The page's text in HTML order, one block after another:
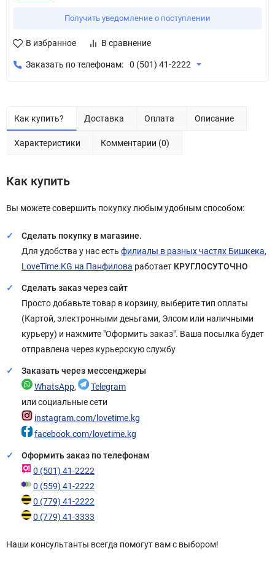
Получить уведомление о поступлении
В избранное В сравнение
Заказать по телефонам: 0 (501) 41-2222
Как купить? Доставка Оплата Описание
Характеристики Комментарии (0)
Как купить
Вы можете совершить покупку любым удобным способом:
Сделать покупку в магазине.
Для удобства у нас есть филиалы в разных частях Бишкека,
LoveTime.KG на Панфилова работает КРУГЛОСУТОЧНО
Сделать заказ через сайт
Просто добавьте товар в корзину, выберите тип оплаты
(Картой, электронными деньгами, Элсом или наличными
курьеру) и нажмите "Оформить заказ". Ваша посылка будет
отправлена через курьерскую службу
Заказать через мессенджеры
WhatsApp,
Telegram
или социальные сети
instagram.com/lovetime.kg
facebook.com/lovetime.kg
Оформить заказ по телефонам
0 (501) 41-2222
0 (559) 41-2222
0 (779) 41-2222
0 (779) 41-3333
Наши консультанты всегда помогут вам с выбором!